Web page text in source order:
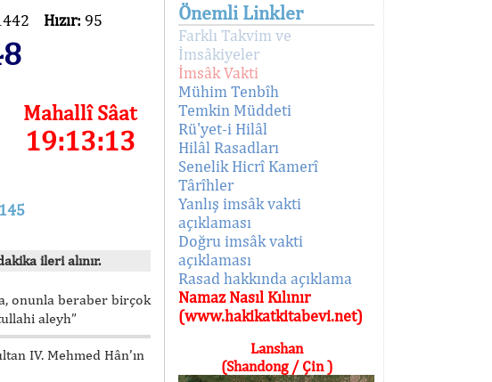
Hızır: 95
Mahallî Sâat
19:13:13
ileri alınır.
onunla beraber birçok
aleyh”
IV. Mehmed Hân’ın
Önemli Linkler
Farklı Takvim ve
İmsâkiyeler
İmsâk Vakti
Mühim Tenbîh
Temkin Müddeti
Rü'yet-i Hilâl
Hilâl Rasadları
Senelik Hicrî Kamerî
Târîhler
Yanlış imsâk vakti
açıklaması
Doğru imsâk vakti
açıklaması
Rasad hakkında açıklama
Namaz Nasıl Kılınır
(www.hakikatkitabevi.net)
Lanshan
(Shandong / Çin )